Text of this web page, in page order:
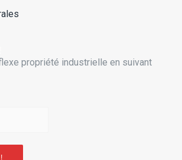
propriété industrielle en suivant